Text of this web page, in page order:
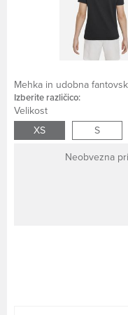
Mehka in udobna
Izberite različico:
Velikost
XS
S
Neobvezna